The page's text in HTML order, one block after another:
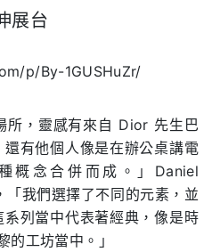
展台
p/By-1GUSHuZr/
所，靈感有來自 Dior 先生巴
有他個人像是在辦公桌講電
概念合併而成。」 Daniel
「我們選擇了不同的元素，並
列當中代表著經典，像是時
的工坊當中。」